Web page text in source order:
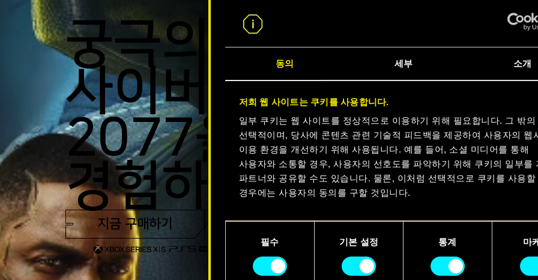
동의 세부 소개
저희 웹 사이트는 쿠키를 사용합니다.
일부 쿠키는 웹 사이트를 정상적으로 이용하기 위해 필요합니다. 그 밖의
선택적이며, 당사에 콘텐츠 관련 기술적 피드백을 제공하여 사용자의 웹
이용 환경을 개선하기 위해 사용됩니다. 예를 들어, 소셜 미디어를 통해
사용자와 소통할 경우, 사용자의 선호도를 파악하기 위해 쿠키의 일부를
파트너와 공유할 수도 있습니다. 물론, 이처럼 선택적으로 쿠키를 사용할
경우에는 사용자의 동의를 구할 것입니다.
쿠키 사용에 관한 세부 사항이나 관련 설정은 아래의 "Settings" 메뉴에
수 있습니다.
필수 기본 설정 통계 마
궁극의
사이버펑크
2077을 지금
경험하세요
지금 구매하기 트레일러 보기